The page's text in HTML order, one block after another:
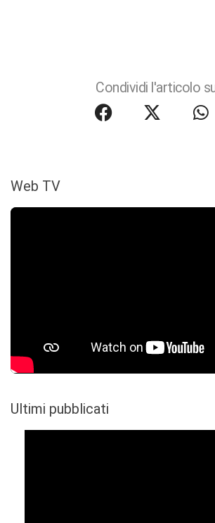
Condividi l'articolo
Web TV
Ultimi pubblicati